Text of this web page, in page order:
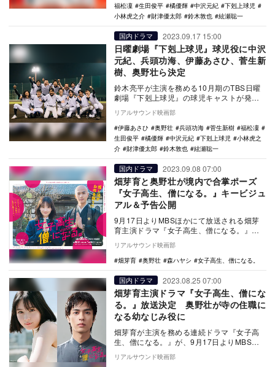
福松凜
生田俊平 橘優輝 中沢元紀
下剋上球児
小林虎之介
財津優太郎 鈴木敦也 絃瀬聡一
国内ドラマ 2023.09.17 15:00
日曜劇場『下剋上球児』球児役に中沢
元紀、兵頭功海、伊藤あさひ、菅生新
樹、奥野壮ら決定
鈴木亮平が主演を務める10月期のTBS日曜
劇場『下剋上球児』の球児キャストが発表
された。 本作は、高校野球を通して、現
代社会…
リアルサウンド映画部
伊藤あさひ
奥野壮 兵頭功海 菅生新樹
福松凜
生田俊平
橘優輝 中沢元紀 下剋上球児
小林虎之
介
財津優太郎 鈴木敦也 絃瀬聡一
国内ドラマ 2023.09.08 07:00
畑芽育と奥野壮が境内で合掌ポーズ
『女子高生、僧になる。』キービジュ
アル＆予告公開
9月17日よりMBSほかにて放送される畑芽
育主演ドラマ『女子高生、僧になる。』の
キービジュアルと予告映像が公開された。
MB…
リアルサウンド映画部
畑芽育
奥野壮 森ハヤシ 女子高生、僧になる。
国内ドラマ 2023.08.25 07:00
畑芽育主演ドラマ『女子高生、僧にな
る。』放送決定 奥野壮が寺の住職に
なる幼なじみ役に
畑芽育が主演を務める連続ドラマ『女子高
生、僧になる。』が、9月17日よりMBSほ
かにて放送されることが決定した。 MBS
完全…
リアルサウンド映画部